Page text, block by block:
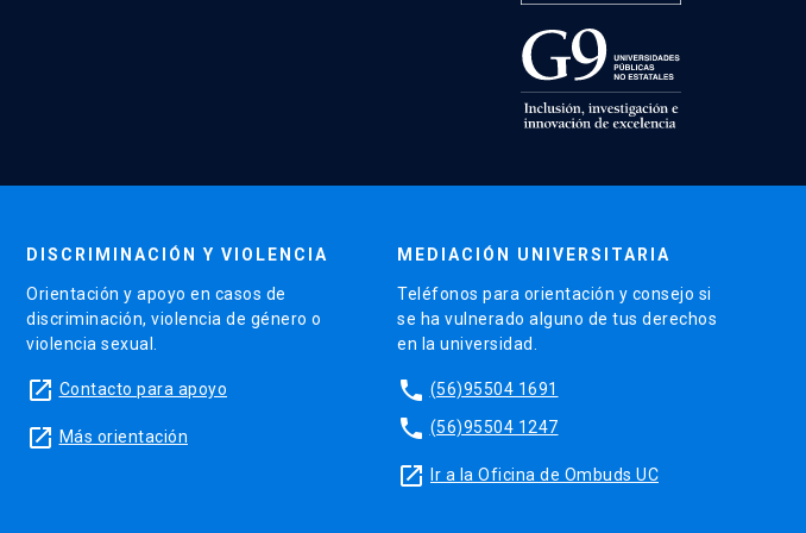
DISCRIMINACIÓN Y VIOLENCIA
Orientación y apoyo en casos de
discriminación, violencia de género o
violencia sexual.
launch Contacto para apoyo
launch Más orientación
MEDIACIÓN UNIVERSITARIA
Teléfonos para orientación y consejo si
se ha vulnerado alguno de tus derechos
en la universidad.
phone (56)95504 1691
phone (56)95504 1247
launch Ir a la Oficina de Ombuds UC